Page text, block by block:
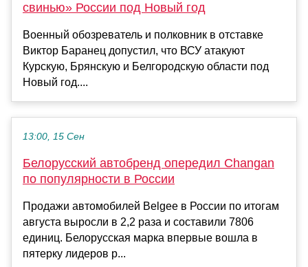
свинью» России под Новый год
Военный обозреватель и полковник в отставке
Виктор Баранец допустил, что ВСУ атакуют
Курскую, Брянскую и Белгородскую области под
Новый год....
13:00, 15 Сен
Белорусский автобренд опередил Changan
по популярности в России
Продажи автомобилей Belgee в России по итогам
августа выросли в 2,2 раза и составили 7806
единиц. Белорусская марка впервые вошла в
пятерку лидеров р...